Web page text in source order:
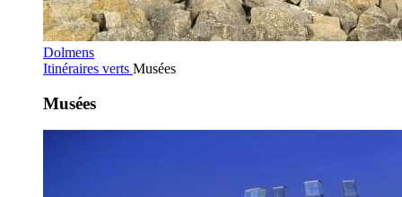
Dolmens
Itinéraires verts Musées
Musées